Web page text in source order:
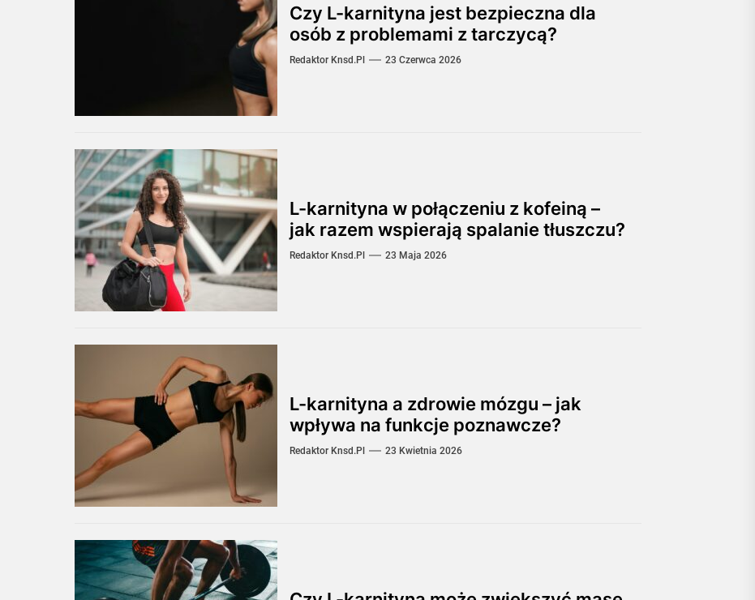
Czy L-karnityna jest bezpieczna dla
osób z problemami z tarczycą?
Redaktor Knsd.pl 23 Czerwca 2026
L-karnityna w połączeniu z kofeiną –
jak razem wspierają spalanie tłuszczu?
Redaktor Knsd.pl 23 Maja 2026
L-karnityna a zdrowie mózgu – jak
wpływa na funkcje poznawcze?
Redaktor Knsd.pl 23 Kwietnia 2026